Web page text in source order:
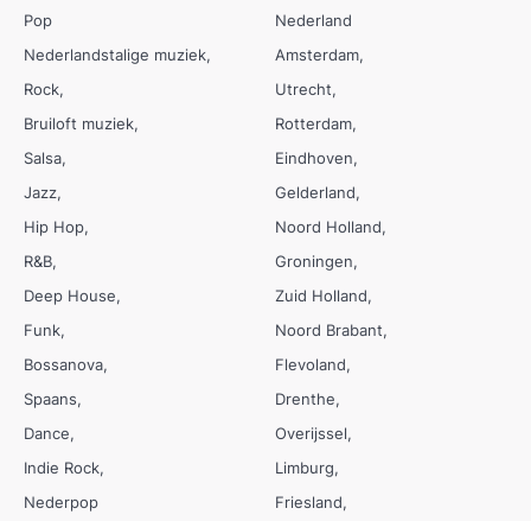
Pop
Nederlandstalige muziek
Rock
Bruiloft muziek
Salsa
Jazz
Hip Hop
R&B
Deep House
Funk
Bossanova
Spaans
Dance
Indie Rock
Nederpop
Nederland
Amsterdam
Utrecht
Rotterdam
Eindhoven
Gelderland
Noord Holland
Groningen
Zuid Holland
Noord Brabant
Flevoland
Drenthe
Overijssel
Limburg
Friesland